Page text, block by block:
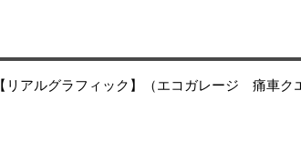
【リアルグラフィック】（エコガレージ 痛車ク